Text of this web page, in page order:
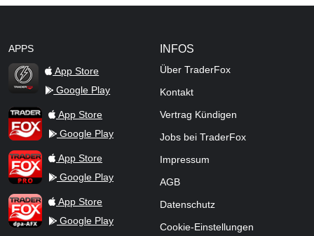
APPS
TraderFox Flash
App Store
Google Play
TraderFox AppApp Store
Google Play
TraderFox ProApp Store
Google Play
TraderFox dpa-AFX ProFeed
App Store
Google Play
INFOS
Über TraderFox
Kontakt
Vertrag Kündigen
Jobs bei TraderFox
Impressum
AGB
Datenschutz
Cookie-Einstellungen